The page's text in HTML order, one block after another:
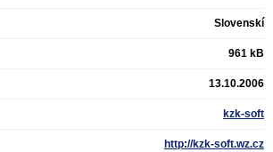
Slovenskí
961 kB
13.10.2006
kzk-soft
http://kzk-soft.wz.cz